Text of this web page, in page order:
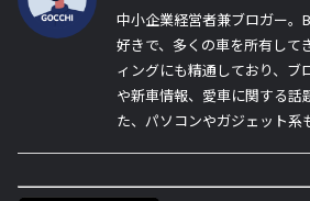
中小企業経営者兼ブロガー。
好きで、多くの車を所有して
ィングにも精通しており、ブ
や新車情報、愛車に関する話
た、パソコンやガジェット系